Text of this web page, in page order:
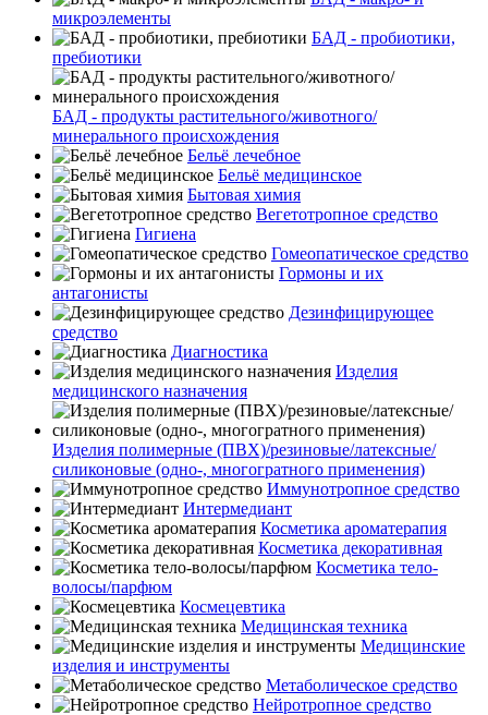
микроэлементы
БАД - пробиотики,
пребиотики
БАД - продукты растительного/животного/
минерального происхождения
Бельё лечебное
Бельё медицинское
Бытовая химия
Вегетотропное средство
Гигиена
Гомеопатическое средство
Гормоны и их
антагонисты
Дезинфицирующее
средство
Диагностика
Изделия
медицинского назначения
Изделия полимерные (ПВХ)/резиновые/латексные/
силиконовые (одно-, многогратного применения)
Иммунотропное средство
Интермедиант
Косметика ароматерапия
Косметика декоративная
Косметика тело-
волосы/парфюм
Космецевтика
Медицинская техника
Медицинские
изделия и инструменты
Метаболическое средство
Нейротропное средство